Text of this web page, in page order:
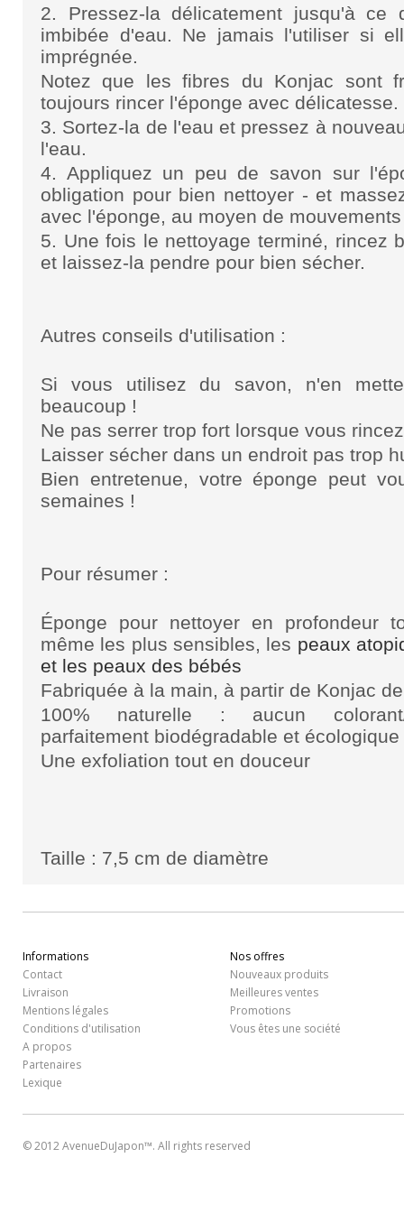
2. Pressez-la délicatement jusqu'à ce
imbibée d'eau. Ne jamais l'utiliser si
imprégnée.
Notez que les fibres du Konjac sont
toujours rincer l'éponge avec délicatesse.
3. Sortez-la de l'eau et pressez à
l'eau.
4. Appliquez un peu de savon sur
obligation pour bien nettoyer - et
avec l'éponge, au moyen de
5. Une fois le nettoyage terminé, rincez
et laissez-la pendre pour bien sécher.
Autres conseils d'utilisation :
Si vous utilisez du savon, n'en
beaucoup !
Ne pas serrer trop fort lorsque vous
Laisser sécher dans un endroit pas trop
Bien entretenue, votre éponge peut
semaines !
Pour résumer :
Éponge pour nettoyer en profondeur
même les plus sensibles, les peaux
et les peaux des bébés
Fabriquée à la main, à partir de Konjac
100% naturelle : aucun colorant/
parfaitement biodégradable et écologique
Une exfoliation tout en douceur
Taille : 7,5 cm de diamètre
Informations
Contact
Livraison
Mentions légales
Conditions d'utilisation
A propos
Partenaires
Lexique
Nos offres
Nouveaux produits
Meilleures ventes
Promotions
Vous êtes une société
© 2012 AvenueDuJapon™. All rights reserved